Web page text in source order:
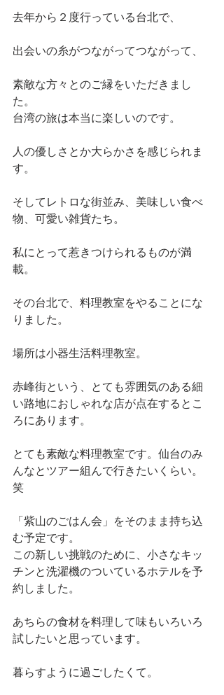
去年から２度行っている台北で、
出会いの糸がつながってつながって、
素敵な方々とのご縁をいただきまし
た。
台湾の旅は本当に楽しいのです。
人の優しさとか大らかさを感じられま
す。
そしてレトロな街並み、美味しい食べ
物、可愛い雑貨たち。
私にとって惹きつけられるものが満
載。
その台北で、料理教室をやることにな
りました。
場所は小器生活料理教室。
赤峰街という、とても雰囲気のある細
い路地におしゃれな店が点在するとこ
ろにあります。
とても素敵な料理教室です。仙台のみ
んなとツアー組んで行きたいくらい。
笑
「紫山のごはん会」をそのまま持ち込
む予定です。
この新しい挑戦のために、小さなキッ
チンと洗濯機のついているホテルを予
約しました。
あちらの食材を料理して味もいろいろ
試したいと思っています。
暮らすように過ごしたくて。